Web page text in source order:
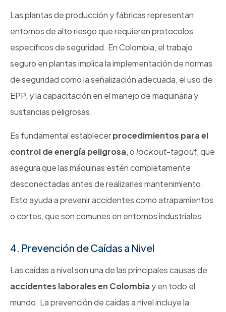
Las plantas de producción y fábricas representan
entornos de alto riesgo que requieren protocolos
específicos de seguridad. En Colombia, el trabajo
seguro en plantas implica la implementación de normas
de seguridad como la señalización adecuada, el uso de
EPP, y la capacitación en el manejo de maquinaria y
sustancias peligrosas.
Es fundamental establecerprocedimientos para el
control de energía peligrosa, olockout-tagout, que
asegura que las máquinas estén completamente
desconectadas antes de realizarles mantenimiento.
Esto ayuda a prevenir accidentes como atrapamientos
o cortes, que son comunes en entornos industriales.
4. Prevención de Caídas a Nivel
Las caídas a nivel son una de las principales causas de
accidentes laborales en Colombia y en todo el
mundo. La prevención de caídas a nivel incluye la